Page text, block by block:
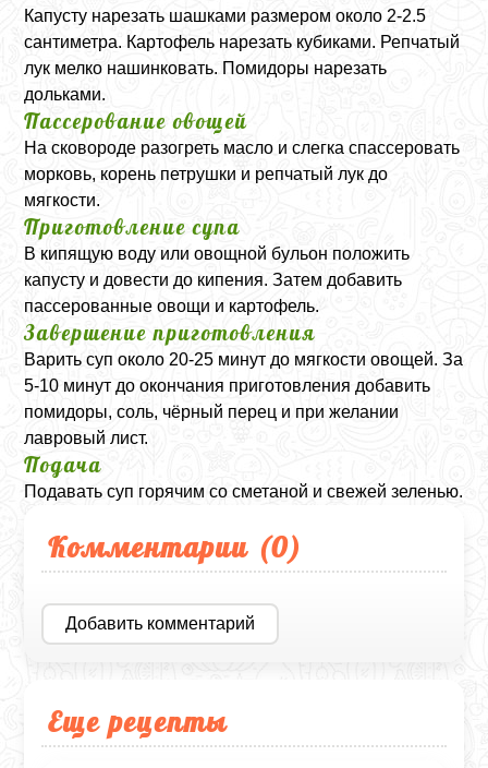
Капусту нарезать шашками размером около 2-2.5
сантиметра. Картофель нарезать кубиками. Репчатый
лук мелко нашинковать. Помидоры нарезать
дольками.
Пассерование овощей
На сковороде разогреть масло и слегка спассеровать
морковь, корень петрушки и репчатый лук до
мягкости.
Приготовление супа
В кипящую воду или овощной бульон положить
капусту и довести до кипения. Затем добавить
пассерованные овощи и картофель.
Завершение приготовления
Варить суп около 20-25 минут до мягкости овощей. За
5-10 минут до окончания приготовления добавить
помидоры, соль, чёрный перец и при желании
лавровый лист.
Подача
Подавать суп горячим со сметаной и свежей зеленью.
Комментарии (0)
Добавить комментарий
Еще рецепты